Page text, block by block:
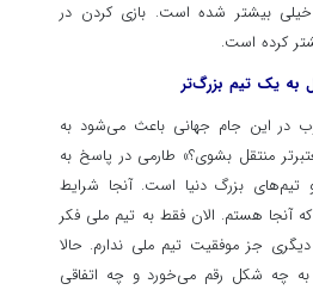
خیلی بیشتر شده است. بازی کردن در
کرده است.
به یک تیم بزرگ‌تر
در این جام جهانی باعث می‌شود به
منتقل بشوی؟» طارمی در پاسخ به
بزرگ دنیا است. آنجا شرایط
آنجا هستم. الان فقط به تیم ملی فکر
دیگری جز موفقیت تیم ملی ندارم. حالا
به چه شکل رقم می‌خورد و چه اتفاقی